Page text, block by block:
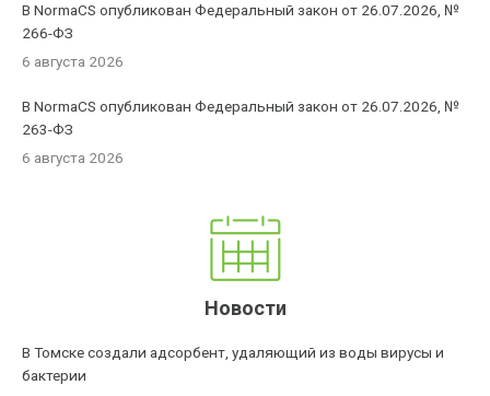
В NormaCS опубликован Федеральный закон от 26.07.2026, №
266-ФЗ
6 августа 2026
В NormaCS опубликован Федеральный закон от 26.07.2026, №
263-ФЗ
6 августа 2026
Новости
В Томске создали адсорбент, удаляющий из воды вирусы и
бактерии